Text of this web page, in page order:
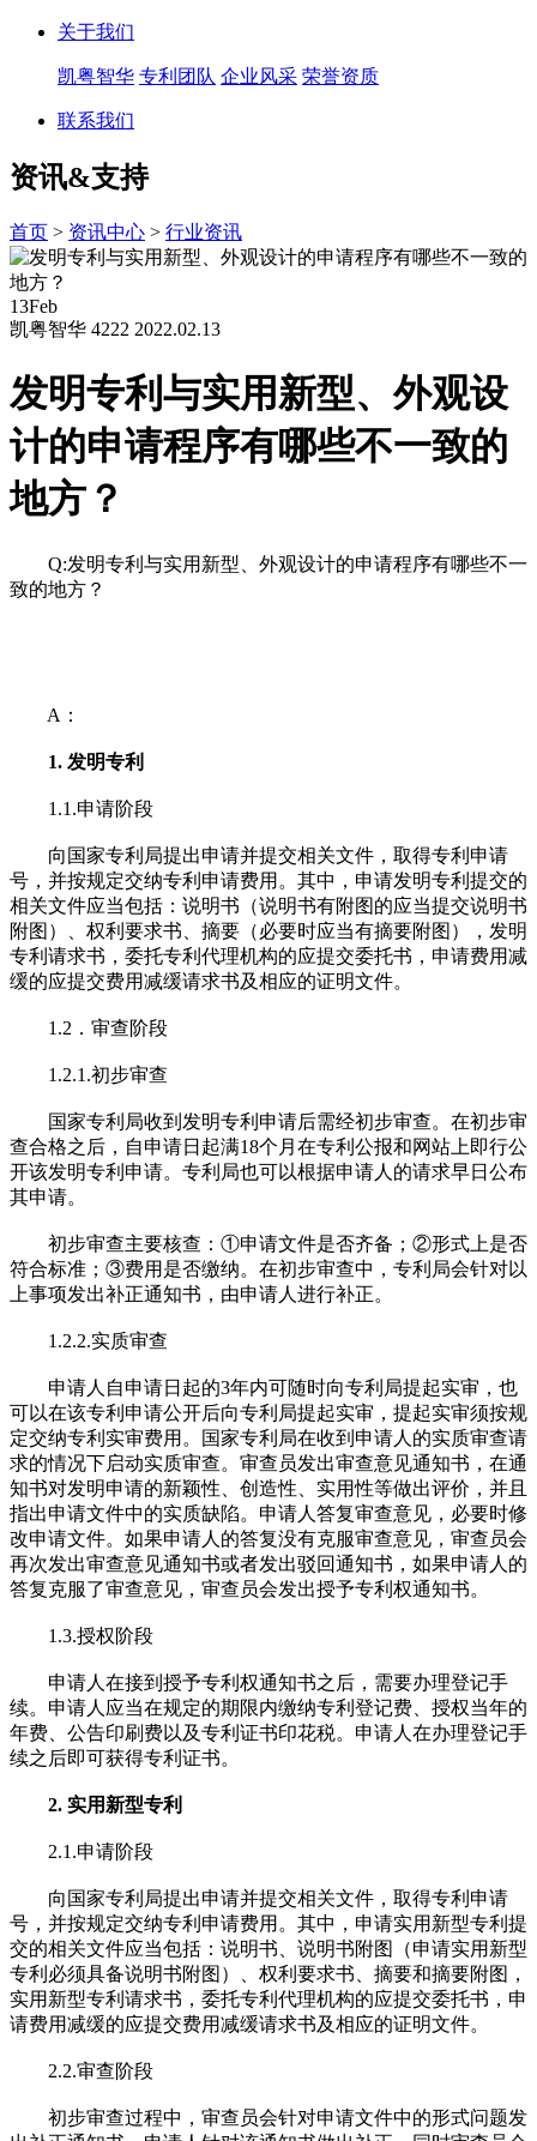
关于我们
凯粤智华 专利团队 企业风采 荣誉资质
联系我们
资讯&支持
首页 > 资讯中心 > 行业资讯
13Feb
凯粤智华 4222 2022.02.13
发明专利与实用新型、外观设
计的申请程序有哪些不一致的
地方？
Q:发明专利与实用新型、外观设计的申请程序有哪些不一
致的地方？
A：
1. 发明专利
1.1.申请阶段
向国家专利局提出申请并提交相关文件，取得专利申请
号，并按规定交纳专利申请费用。其中，申请发明专利提交的
相关文件应当包括：说明书（说明书有附图的应当提交说明书
附图）、权利要求书、摘要（必要时应当有摘要附图），发明
专利请求书，委托专利代理机构的应提交委托书，申请费用减
缓的应提交费用减缓请求书及相应的证明文件。
1.2．审查阶段
1.2.1.初步审查
国家专利局收到发明专利申请后需经初步审查。在初步审
查合格之后，自申请日起满18个月在专利公报和网站上即行公
开该发明专利申请。专利局也可以根据申请人的请求早日公布
其申请。
初步审查主要核查：①申请文件是否齐备；②形式上是否
符合标准；③费用是否缴纳。在初步审查中，专利局会针对以
上事项发出补正通知书，由申请人进行补正。
1.2.2.实质审查
申请人自申请日起的3年内可随时向专利局提起实审，也
可以在该专利申请公开后向专利局提起实审，提起实审须按规
定交纳专利实审费用。国家专利局在收到申请人的实质审查请
求的情况下启动实质审查。审查员发出审查意见通知书，在通
知书对发明申请的新颖性、创造性、实用性等做出评价，并且
指出申请文件中的实质缺陷。申请人答复审查意见，必要时修
改申请文件。如果申请人的答复没有克服审查意见，审查员会
再次发出审查意见通知书或者发出驳回通知书，如果申请人的
答复克服了审查意见，审查员会发出授予专利权通知书。
1.3.授权阶段
申请人在接到授予专利权通知书之后，需要办理登记手
续。申请人应当在规定的期限内缴纳专利登记费、授权当年的
年费、公告印刷费以及专利证书印花税。申请人在办理登记手
续之后即可获得专利证书。
2. 实用新型专利
2.1.申请阶段
向国家专利局提出申请并提交相关文件，取得专利申请
号，并按规定交纳专利申请费用。其中，申请实用新型专利提
交的相关文件应当包括：说明书、说明书附图（申请实用新型
专利必须具备说明书附图）、权利要求书、摘要和摘要附图，
实用新型专利请求书，委托专利代理机构的应提交委托书，申
请费用减缓的应提交费用减缓请求书及相应的证明文件。
2.2.审查阶段
初步审查过程中，审查员会针对申请文件中的形式问题发